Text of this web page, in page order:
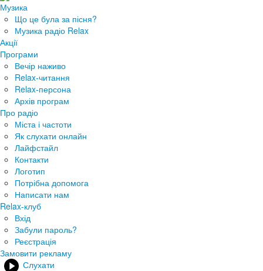
Музика
Що це була за пісня?
Музика радіо Relax
Акції
Програми
Вечір наживо
Relax-читання
Relax-персона
Архів програм
Про радіо
Міста і частоти
Як слухати онлайн
Лайфстайл
Контакти
Логотип
Потрібна допомога
Написати нам
Relax-клуб
Вхід
Забули пароль?
Реєстрація
Замовити рекламу
Слухати